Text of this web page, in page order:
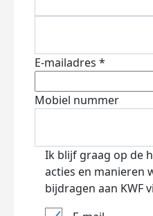
E-mailadres *
Mobiel nummer
Ik blijf graag op de
acties en manieren
bijdragen aan KWF